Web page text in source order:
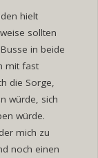
hielt
sollten
in beide
mit fast
die Sorge,
würde, sich
würde.
mich zu
noch einen